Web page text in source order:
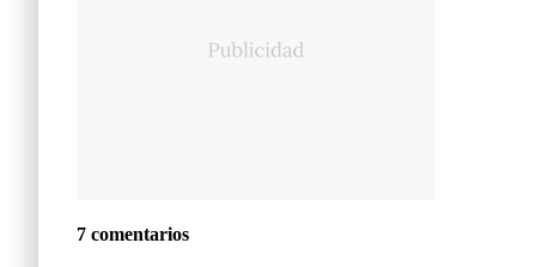
7 comentarios